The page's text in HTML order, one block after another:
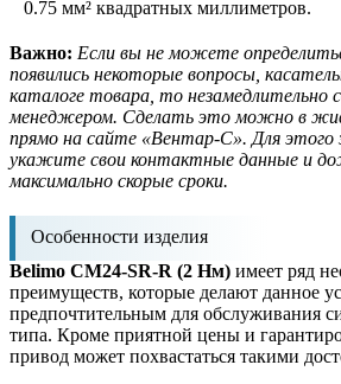
0.75 мм² квадратных миллиметров.
Важно: Если вы не можете
появились некоторые вопросы,
каталоге товара, то
менеджером. Сделать это можно в
прямо на сайте «Вентар-С». Для этого
укажите свои контактные данные и
максимально скорые сроки.
Особенности изделия
Belimo CM24-SR-R (2 Нм) имеет ряд
преимуществ, которые делают данное
предпочтительным для обслуживания
типа. Кроме приятной цены и
привод может похвастаться такими